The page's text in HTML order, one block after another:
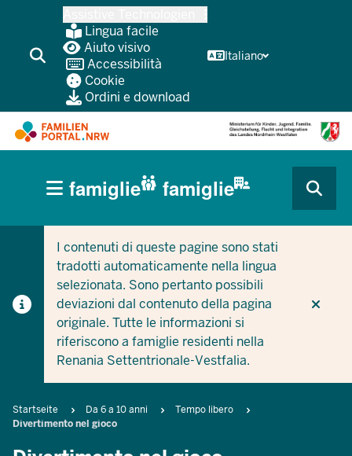
contenuto
principale
Lingua facile
Aiuto visivo
Accessibilità
Cookie
Ordini e download
Italiano
CURRENT SECTION PER LE AZIENDE/COMUNI
CURRENT SECTION PER LE FAMIGLIE
HAUPTNAVIGATION
(BÜRGERBEREICH
famiglie famiglie
I contenuti di queste pagine sono stati
tradotti automaticamente nella lingua
selezionata. Sono pertanto possibili
deviazioni dal contenuto della pagina
originale. Tutte le informazioni si
riferiscono a famiglie residenti nella
Renania Settentrionale-Vestfalia.
Breadcrumb
Startseite Da 6 a 10 anni
Tempo libero
Divertimento nel gioco